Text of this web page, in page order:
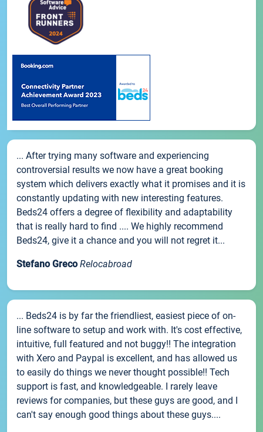
... After trying many software and experiencing
controversial results we now have a great booking
system which delivers exactly what it promises and it is
constantly updating with new interesting features.
Beds24 offers a degree of flexibility and adaptability
that is really hard to find .... We highly recommend
Beds24, give it a chance and you will not regret it...
Stefano Greco Relocabroad
... Beds24 is by far the friendliest, easiest piece of on-
line software to setup and work with. It's cost effective,
intuitive, full featured and not buggy!! The integration
with Xero and Paypal is excellent, and has allowed us
to easily do things we never thought possible!! Tech
support is fast, and knowledgeable. I rarely leave
reviews for companies, but these guys are good, and I
can't say enough good things about these guys....